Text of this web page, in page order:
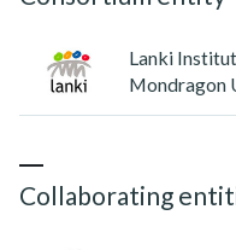
Lanki
Mondragon
Collaborating